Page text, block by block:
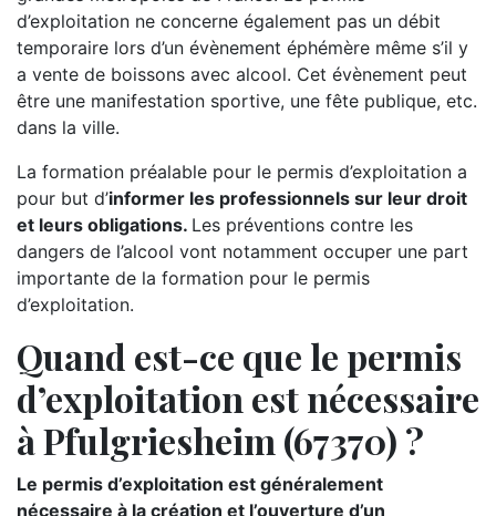
d’exploitation ne concerne également pas un débit
temporaire lors d’un évènement éphémère même s’il y
a vente de boissons avec alcool. Cet évènement peut
être une manifestation sportive, une fête publique, etc.
dans la ville.
La formation préalable pour le permis d’exploitation a
pour but d’informer les professionnels sur leur droit
et leurs obligations. Les préventions contre les
dangers de l’alcool vont notamment occuper une part
importante de la formation pour le permis
d’exploitation.
Quand est-ce que le permis
d’exploitation est nécessaire
à Pfulgriesheim (67370) ?
Le permis d’exploitation est généralement
nécessaire à la création et l’ouverture d’un